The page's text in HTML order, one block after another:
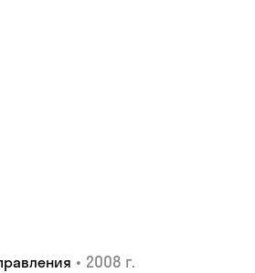
• 2008 г.